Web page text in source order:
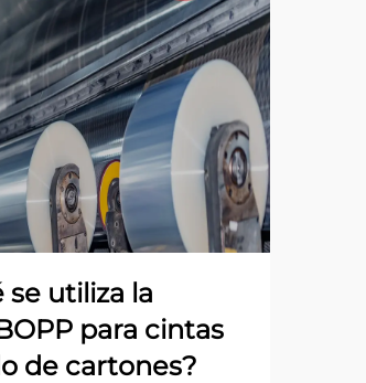
se utiliza la
para cintas
de cartones?